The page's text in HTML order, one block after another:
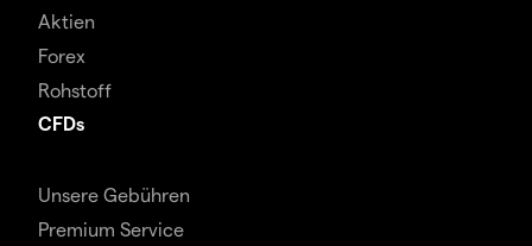
Aktien
Forex
Rohstoff
CFDs
Unsere Gebühren
Premium Service